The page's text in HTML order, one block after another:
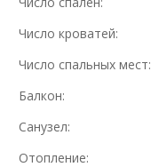
Число кроватей:
Число спальных мест:
Балкон:
Санузел:
Отопление: